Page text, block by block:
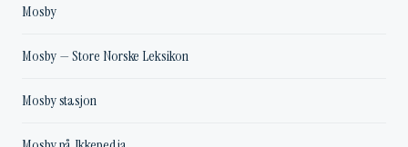
Mosby
Mosby — Store Norske Leksikon
Mosby stasjon